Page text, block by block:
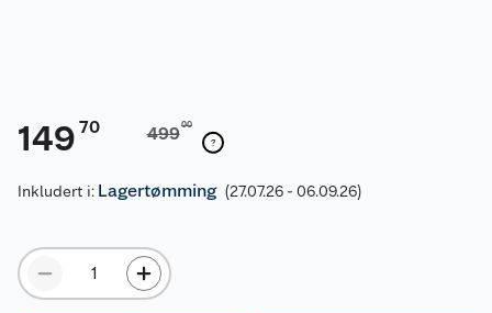
149 70 49900
Inkludert i: Lagertømming (27.07.26 - 06.09.26)